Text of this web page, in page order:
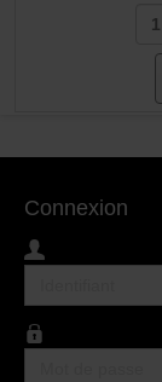
Connexion